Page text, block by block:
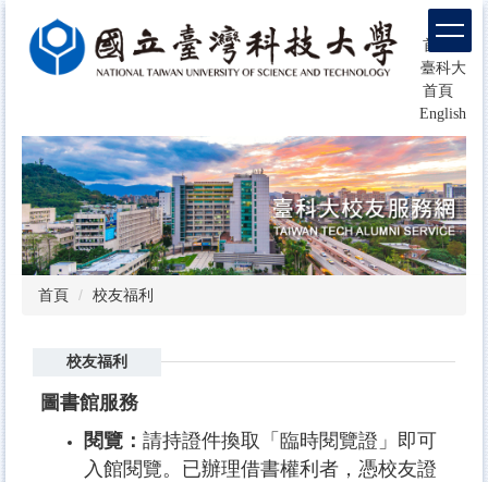
區
塊
回
首頁
臺科大
首頁
English
首頁 校友福利
校友福利
圖書館服務
​閱覽： 請持證件換取「臨時閱覽證」即可
入館閱覽。已辦理借書權利者，憑校友證